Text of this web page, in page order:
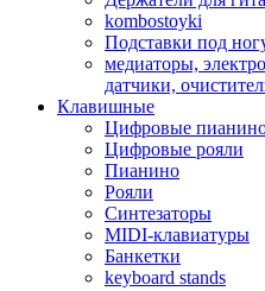
kombostoyki
Подставки под
медиаторы,
датчики,
Клавишные
Цифровые
Цифровые рояли
Пианино
Рояли
Синтезаторы
MIDI-клавиатуры
Банкетки
keyboard stands